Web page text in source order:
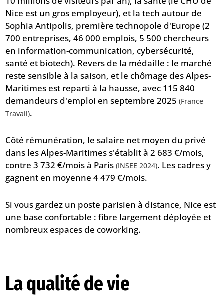
Nice est un gros employeur), et la tech autour de
Sophia Antipolis, première technopole d'Europe (2
700 entreprises, 46 000 emplois, 5 500 chercheurs
en information-communication, cybersécurité,
santé et biotech). Revers de la médaille : le marché
reste sensible à la saison, et le chômage des Alpes-
Maritimes est reparti à la hausse, avec 115 840
demandeurs d'emploi en septembre 2025(France
Travail).
Côté rémunération, le salaire net moyen du privé
dans les Alpes-Maritimes s'établit à 2 683 €/mois,
contre 3 732 €/mois à Paris(INSEE 2024). Les cadres y
gagnent en moyenne 4 479 €/mois.
Si vous gardez un poste parisien à distance, Nice est
une base confortable : fibre largement déployée et
nombreux espaces de coworking.
La qualité de vie